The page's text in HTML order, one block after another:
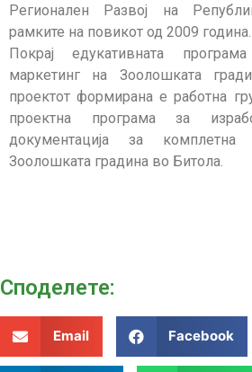
Регионален Развој на
рамките на повикот од 2009 година.
Покрај едукативната
маркетинг на Зоолошката
проектот формирана е работна
проектна програма за
документација за комплетна
Зоолошката градина во Битола.
Споделeте:
Email Facebook